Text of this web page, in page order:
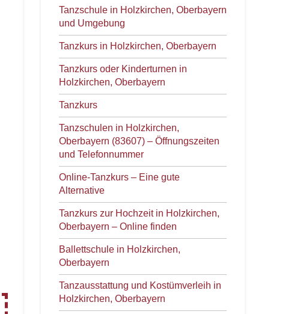
Tanzschule in Holzkirchen, Oberbayern
und Umgebung
Tanzkurs in Holzkirchen, Oberbayern
Tanzkurs oder Kinderturnen in
Holzkirchen, Oberbayern
Tanzkurs
Tanzschulen in Holzkirchen,
Oberbayern (83607) – Öffnungszeiten
und Telefonnummer
Online-Tanzkurs – Eine gute
Alternative
Tanzkurs zur Hochzeit in Holzkirchen,
Oberbayern – Online finden
Ballettschule in Holzkirchen,
Oberbayern
Tanzausstattung und Kostümverleih in
Holzkirchen, Oberbayern